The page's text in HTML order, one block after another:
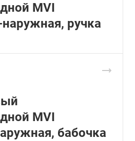
MVI
ручка
MVI
бабочка